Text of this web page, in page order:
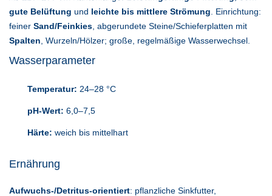
gute Belüftung und leichte bis mittlere Strömung . Einrichtung:
feiner Sand/Feinkies , abgerundete Steine/Schieferplatten mit
Spalten , Wurzeln/Hölzer; große, regelmäßige Wasserwechsel.
Wasserparameter
Temperatur: 24–28 °C
pH-Wert: 6,0–7,5
Härte: weich bis mittelhart
Ernährung
Aufwuchs-/Detritus-orientiert: pflanzliche Sinkfutter,